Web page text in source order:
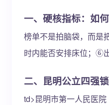
一、硬核指标：如
榜单不是拍脑袋，而是
时内能否安排床位；⑥
二、昆明公立四强
td>昆明市第一人民医院